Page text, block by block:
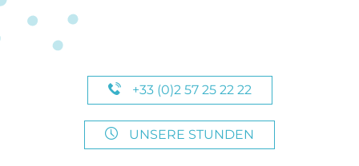
+33 (0)2 57 25 22 22
UNSERE STUNDEN